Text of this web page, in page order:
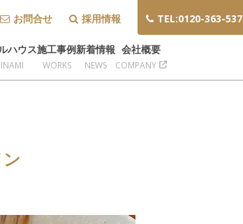
お問合せ 採用情報 TEL:0120-363-537
ハウス施工事例
WORKS
新着情報
NEWS
会社概要
COMPANY